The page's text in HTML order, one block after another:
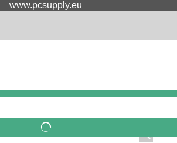
www.pcsupply.eu